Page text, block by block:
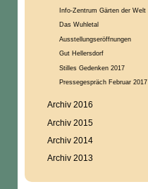
Info-Zentrum Gärten der Welt
Das Wuhletal
Ausstellungseröffnungen
Gut Hellersdorf
Stilles Gedenken 2017
Pressegespräch Februar 2017
Archiv 2016
Archiv 2015
Archiv 2014
Archiv 2013